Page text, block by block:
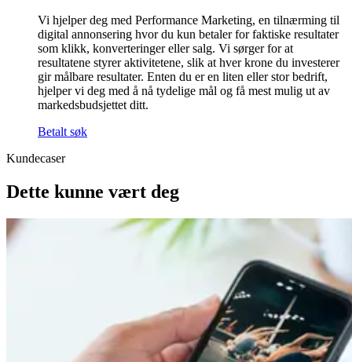
Vi hjelper deg med Performance Marketing, en tilnærming til
digital annonsering hvor du kun betaler for faktiske resultater
som klikk, konverteringer eller salg. Vi sørger for at
resultatene styrer aktivitetene, slik at hver krone du investerer
gir målbare resultater. Enten du er en liten eller stor bedrift,
hjelper vi deg med å nå tydelige mål og få mest mulig ut av
markedsbudsjettet ditt.
Betalt søk
Kundecaser
Dette kunne vært deg